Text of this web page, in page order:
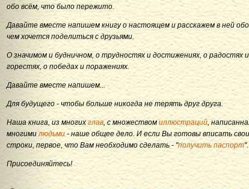
обо всём, что было пережито.
Давайте вместе напишем книгу о настоящем и расскажем в ней
чем хочется поделиться с друзьями.
О значимом и будничном, о трудностях и достижениях, о радостях и
горестях, о победах и поражениях.
Давайте вместе напишем...
Для будущего - чтобы больше никогда не терять друг друга.
Наша книга, из многихглав, с множествомиллюстраций ,
многимилюдьми - наше общее дело. И если Вы готовы вписать свои
строки, первое, что Вам необходимо сделать - "получить паспорт".
Присоединяйтесь!